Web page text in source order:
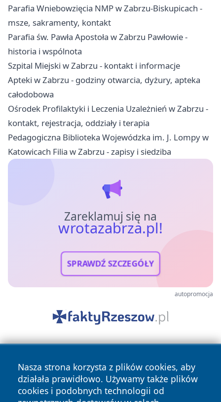
Parafia Wniebowzięcia NMP w Zabrzu-Biskupicach -
msze, sakramenty, kontakt
Parafia św. Pawła Apostoła w Zabrzu Pawłowie -
historia i wspólnota
Szpital Miejski w Zabrzu - kontakt i informacje
Apteki w Zabrzu - godziny otwarcia, dyżury, apteka
całodobowa
Ośrodek Profilaktyki i Leczenia Uzależnień w Zabrzu -
kontakt, rejestracja, oddziały i terapia
Pedagogiczna Biblioteka Wojewódzka im. J. Lompy w
Katowicach Filia w Zabrzu - zapisy i siedziba
Zareklamuj się na
wrotazabrza.pl!
SPRAWDŹ SZCZEGÓŁY
autopromocja
Nasza strona korzysta z plików cookies, aby
działała prawidłowo. Używamy także plików
cookies i podobnych technologii od